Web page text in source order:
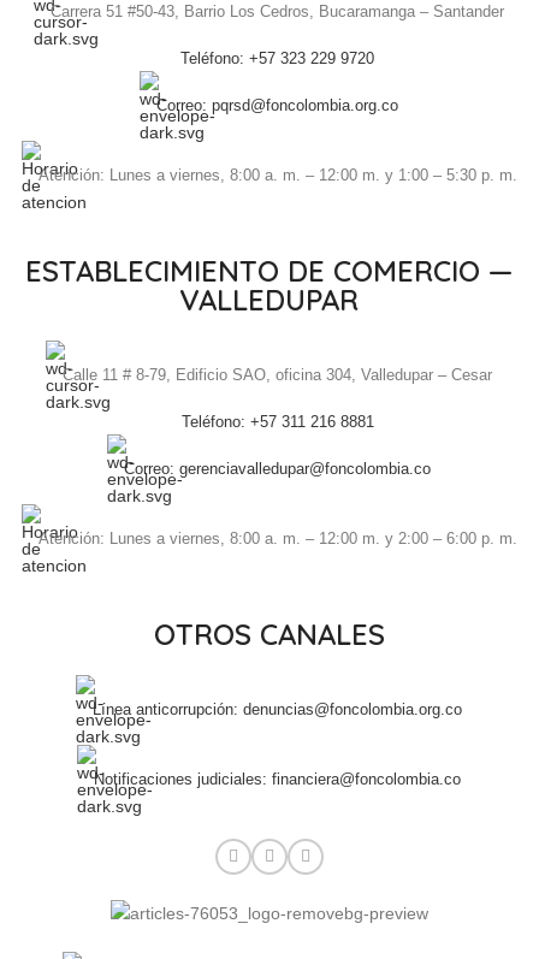
Carrera 51 #50-43, Barrio Los Cedros, Bucaramanga – Santander
Teléfono: +57 323 229 9720
Correo: pqrsd@foncolombia.org.co
Atención: Lunes a viernes, 8:00 a. m. – 12:00 m. y 1:00 – 5:30 p. m.
ESTABLECIMIENTO DE COMERCIO —
VALLEDUPAR
Calle 11 # 8-79, Edificio SAO, oficina 304, Valledupar – Cesar
Teléfono: +57 311 216 8881
Correo: gerenciavalledupar@foncolombia.co
Atención: Lunes a viernes, 8:00 a. m. – 12:00 m. y 2:00 – 6:00 p. m.
OTROS CANALES
Línea anticorrupción: denuncias@foncolombia.org.co
Notificaciones judiciales: financiera@foncolombia.co